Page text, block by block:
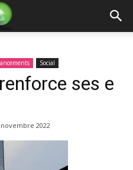
Social
ses e
novembre 2022